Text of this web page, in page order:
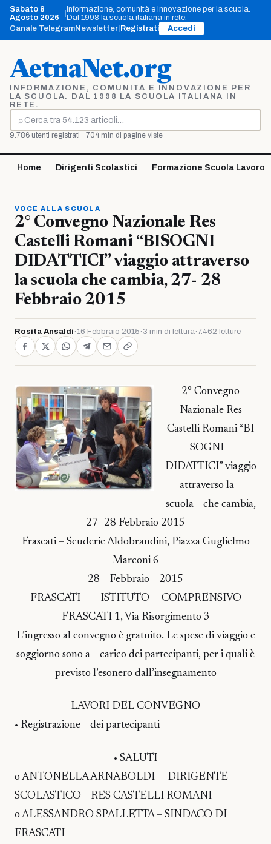
Vai
contenuto
Sabato 8
Agosto 2026
Informazione, comunità e innovazione per la scuola.
Dal 1998 la scuola italiana in rete.
Canale TelegramNewsletter Registrati Accedi
AetnaNet.org
INFORMAZIONE, COMUNITÀ E INNOVAZIONE PER
LA SCUOLA. DAL 1998 LA SCUOLA ITALIANA IN
RETE.
⌕
Cerca
9.786 utenti registrati · 704 mln di pagine viste
Home Dirigenti Scolastici Formazione Scuola Lavoro
VOCE ALLA SCUOLA
2° Convegno Nazionale Res
Castelli Romani “BISOGNI
DIDATTICI” viaggio attraverso
la scuola che cambia, 27- 28
Febbraio 2015
Rosita Ansaldi ·16 Febbraio 2015 · 3 min di lettura·7.462 letture
2° Convegno
Nazionale Res
Castelli Romani “BI
SOGNI
DIDATTICI” viaggio
attraverso la
scuola che cambia,
27- 28 Febbraio 2015
Frascati – Scuderie Aldobrandini, Piazza Guglielmo
Marconi 6
28 Febbraio 2015
FRASCATI – ISTITUTO COMPRENSIVO
FRASCATI 1, Via Risorgimento 3
L’ingresso al convegno è gratuito. Le spese di viaggio e
soggiorno sono a carico dei partecipanti, per i quali è
previsto l’esonero dall’insegnamento
LAVORI DEL CONVEGNO
• Registrazione dei partecipanti
• SALUTI
o ANTONELLA ARNABOLDI – DIRIGENTE
SCOLASTICO RES CASTELLI ROMANI
o ALESSANDRO SPALLETTA – SINDACO DI
FRASCATI